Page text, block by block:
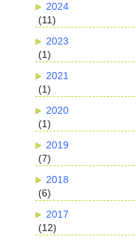
2024
(11)
2023
(1)
2021
(1)
2020
(1)
2019
(7)
2018
(6)
2017
(12)